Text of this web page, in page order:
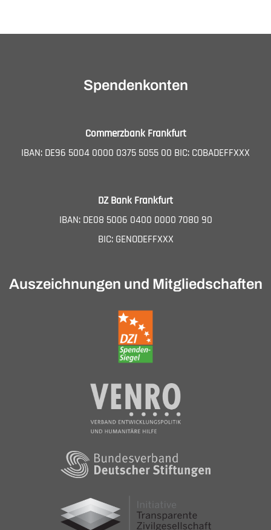
Spendenkonten
Commerzbank Frankfurt
IBAN: DE96 5004 0000 0375 5055 00 BIC: COBADEFFXXX
DZ Bank Frankfurt
IBAN: DE08 5006 0400 0000 7080 90
BIC: GENODEFFXXX
Auszeichnungen und Mitgliedschaften